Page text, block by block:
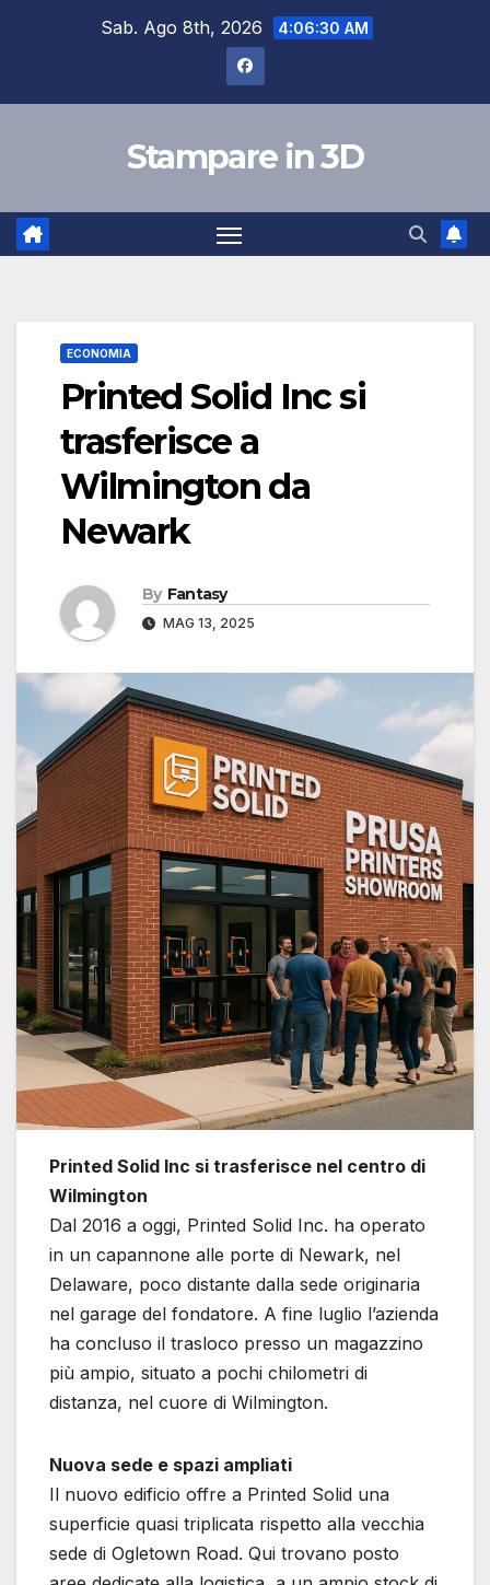
Sab. Ago 8th, 2026 4:06:30 AM
Stampare in 3D
ECONOMIA
Printed Solid Inc si
trasferisce a
Wilmington da
Newark
By Fantasy
MAG 13, 2025
Printed Solid Inc si trasferisce nel centro di
Wilmington
Dal 2016 a oggi, Printed Solid Inc. ha operato
in un capannone alle porte di Newark, nel
Delaware, poco distante dalla sede originaria
nel garage del fondatore. A fine luglio l’azienda
ha concluso il trasloco presso un magazzino
più ampio, situato a pochi chilometri di
distanza, nel cuore di Wilmington.
Nuova sede e spazi ampliati
Il nuovo edificio offre a Printed Solid una
superficie quasi triplicata rispetto alla vecchia
sede di Ogletown Road. Qui trovano posto